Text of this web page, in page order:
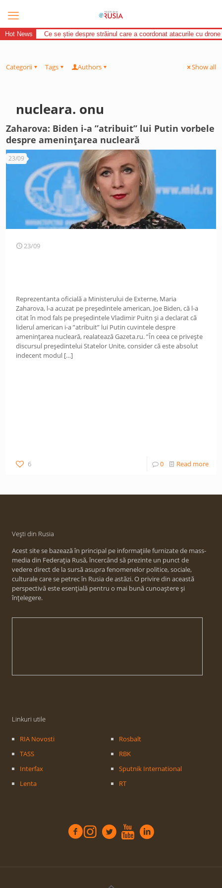
Hot News Ce se știe despre străinul care a coordonat atacurile cu
Categorii Tags Authors Show all
nucleara. onu
Zaharova: Biden i-a ”atribuit” lui Putin vorbele
despre amenințarea nucleară
23/09
23/09
Reprezentanta oficială a Ministerului de Externe, Maria
Zaharova, l-a acuzat pe președintele american, Joe Biden, că l-a
citat în mod fals pe președintele Vladimir Puitn și a declarat că
liderul american i-a ”atribuit” lui Putin cuvintele despre
amenințarea nucleară, realatează Gazeta.ru. ”În ceea ce privește
discursul președintelui Statelor Unite, consider că este absolut
indecent modul […]
6 0 Read more
Vești din Rusia
Acest site se bazează în principal pe informațiile furnizate de mass-
media din Federația Rusă, încercând să prezinte un punct de
vedere direct de la sursă asupra fenomenelor politice, sociale,
culturale care se petrec în Rusia de astăzi. O privire din această
perspectivă este esențială pentru o mai bună cunoaștere și
înțelegere.
Linkuri utile
RIA Novosti
TASS
Interfax
Lenta
Rosbalt
RBK
Sputnik International
RT